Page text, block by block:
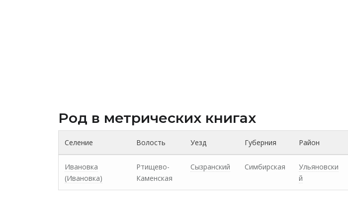
Род в метрических книгах
Селение Волость Уезд Губерния Район
Ивановка
(Ивановка)
Ртищево-
Каменская
Сызранский Симбирская
Ульяновски
й